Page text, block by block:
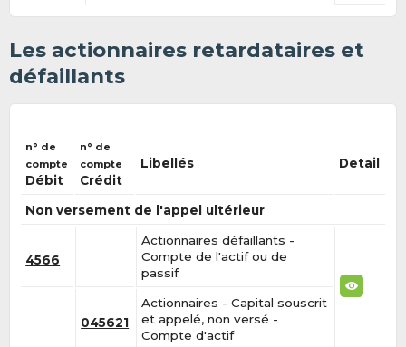
Les actionnaires retardataires et
défaillants
n° de
compte
Débit
n° de
compte
Crédit
Libellés Detail
Non versement de l'appel ultérieur
4566
Actionnaires défaillants -
Compte de l'actif ou de
passif
045621
Actionnaires - Capital souscrit
et appelé, non versé -
Compte d'actif